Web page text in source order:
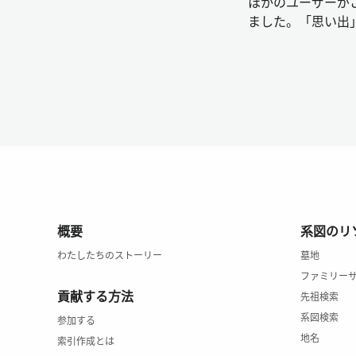
ました。「思い
概要
わたしたちのストーリー
貢献する方法
参加する
索引作成とは
系図のリ
墓地
ファミリー
先祖検索
系図検索
地名